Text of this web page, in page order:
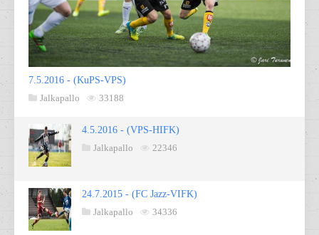
7.5.2016 - (KuPS-VPS)
Jalkapallo
33188
4.5.2016 - (VPS-HIFK)
Jalkapallo
22346
24.7.2015 - (FC Jazz-VIFK)
Jalkapallo
34336